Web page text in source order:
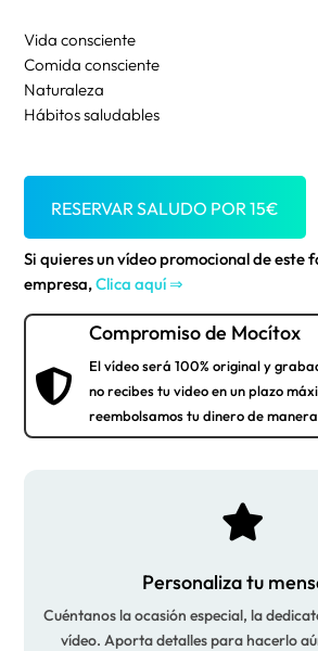
Vida consciente
Comida consciente
Naturaleza
Hábitos saludables
RESERVAR SALUDO POR15€
Si quieres un vídeo promocional de este
empresa,Clica aquí ⇒

Compromiso de Mocítox
El vídeo será 100% original y
no recibes tu video en un plazo
reembolsamos tu dinero de

Personaliza tu
Cuéntanos la ocasión especial, la
vídeo. Aporta detalles para hacerlo